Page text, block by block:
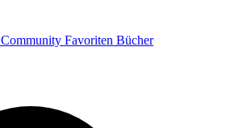
Community Favoriten Bücher